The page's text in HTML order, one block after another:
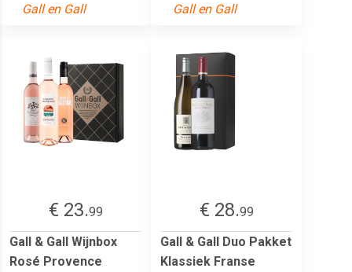
Gall en Gall Gall en Gall
€ 23.99
Gall & Gall Wijnbox
Rosé Provence
€ 28.99
Gall & Gall Duo Pakket
Klassiek Franse